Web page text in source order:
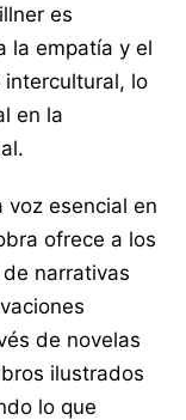
es
la empatía y el
lo
en la
voz esencial en
ofrece a los
narrativas
de novelas
ilustrados
lo que